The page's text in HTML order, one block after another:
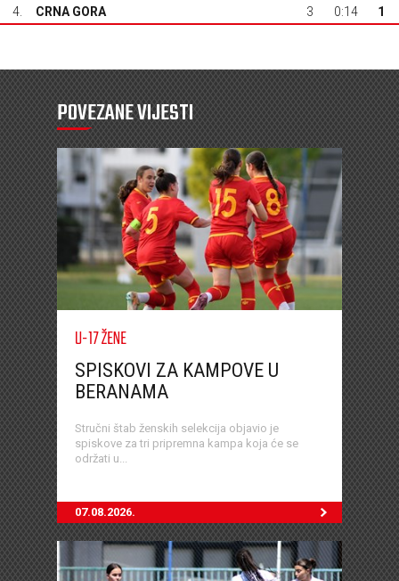
4.
CRNA GORA 3 0:14 1
POVEZANE VIJESTI
U-17 ŽENE
SPISKOVI ZA KAMPOVE U
BERANAMA
Stručni štab ženskih selekcija objavio je
spiskove za tri pripremna kampa koja će se
održati u...
07.08.2026.